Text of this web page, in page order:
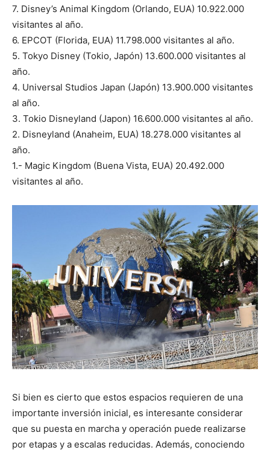
7. Disney’s Animal Kingdom (Orlando, EUA) 10.922.000
visitantes al año.
6. EPCOT (Florida, EUA) 11.798.000 visitantes al año.
5. Tokyo Disney (Tokio, Japón) 13.600.000 visitantes al
año.
4. Universal Studios Japan (Japón) 13.900.000 visitantes
al año.
3. Tokio Disneyland (Japon) 16.600.000 visitantes al año.
2. Disneyland (Anaheim, EUA) 18.278.000 visitantes al
año.
1.- Magic Kingdom (Buena Vista, EUA) 20.492.000
visitantes al año.
Si bien es cierto que estos espacios requieren de una
importante inversión inicial, es interesante considerar
que su puesta en marcha y operación puede realizarse
por etapas y a escalas reducidas. Además, conociendo